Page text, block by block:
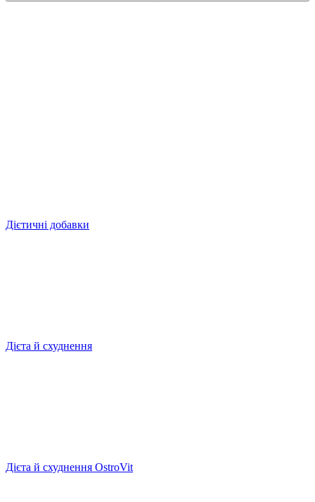
Дієтичні добавки
Дієта й схуднення
Дієта й схуднення OstroVit